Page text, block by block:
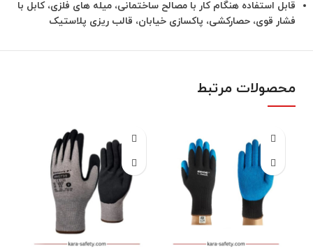
قابل استفاده هنگام کار با مصالح ساختمانی، میله های فلزی، کابل با
فشار قوی، حصارکشی، پاکسازی خیابان، قالب ریزی پلاستیک
محصولات مرتبط